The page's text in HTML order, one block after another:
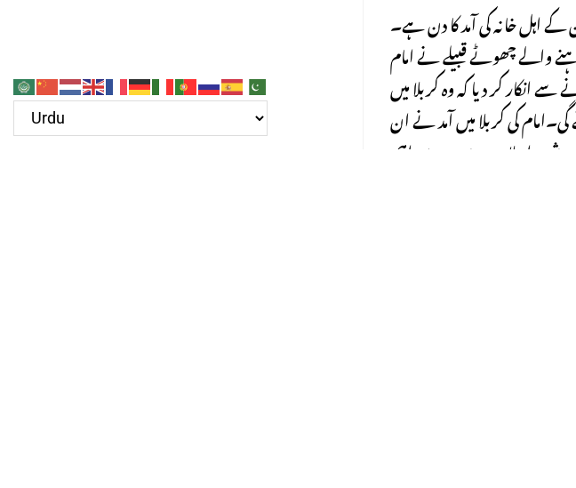
کے اہل خانہ کی آمد کا دن ہے۔
والے چھوٹے قبیلے نے امام
انکار کر دیا کہ وہ کربلا میں
کی کربلا میں آمد نے ان
کو ہوئی تھی۔ کربلا کی جنگ شیعہ اسلام میں سب سے اہم